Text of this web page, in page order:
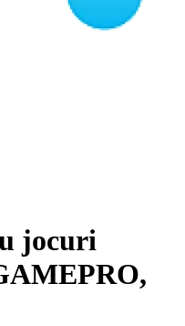
jocuri